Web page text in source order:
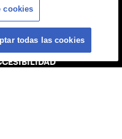
cookies
todas las cookies